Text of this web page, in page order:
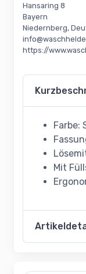
Hansaring 8
Bayern
Niedernberg,
https://
Farbe:
Mit